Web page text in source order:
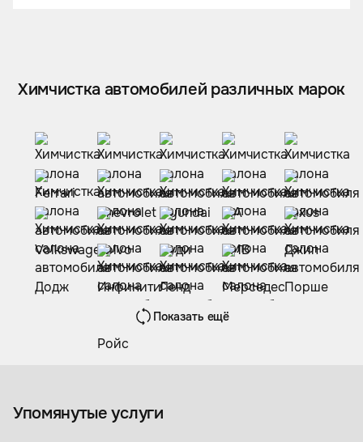
Химчистка автомобилей различных марок
Показать ещё
Упомянутые услуги
автомобиля